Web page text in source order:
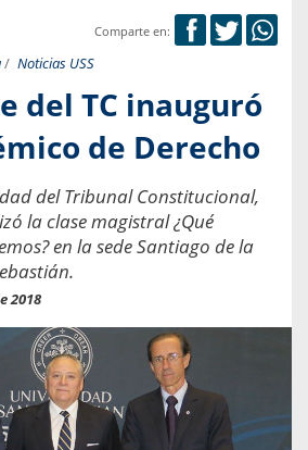
Comparte en:
/ Noticias USS
del TC inauguró
de Derecho
del Tribunal Constitucional,
la clase magistral ¿Qué
en la sede Santiago de la
2018